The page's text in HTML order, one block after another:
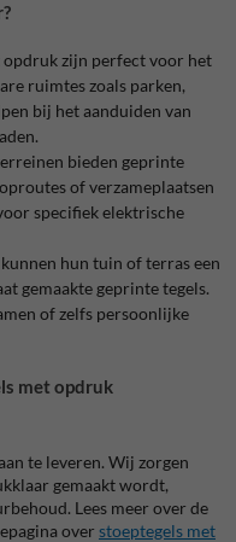
opdruk zijn perfect voor het
ruimtes zoals parken,
bij het aanduiden van
bieden geprinte
of verzameplaatsen
specifiek elektrische
hun tuin of terras een
gemaakte geprinte tegels.
of zelfs persoonlijke
met opdruk
te leveren. Wij zorgen
gemaakt wordt,
Lees meer over de
over stoeptegels met